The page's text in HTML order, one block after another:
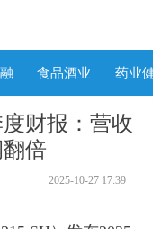
食品酒业 药业
度财报：营收
倍
2025-10-27 17:39